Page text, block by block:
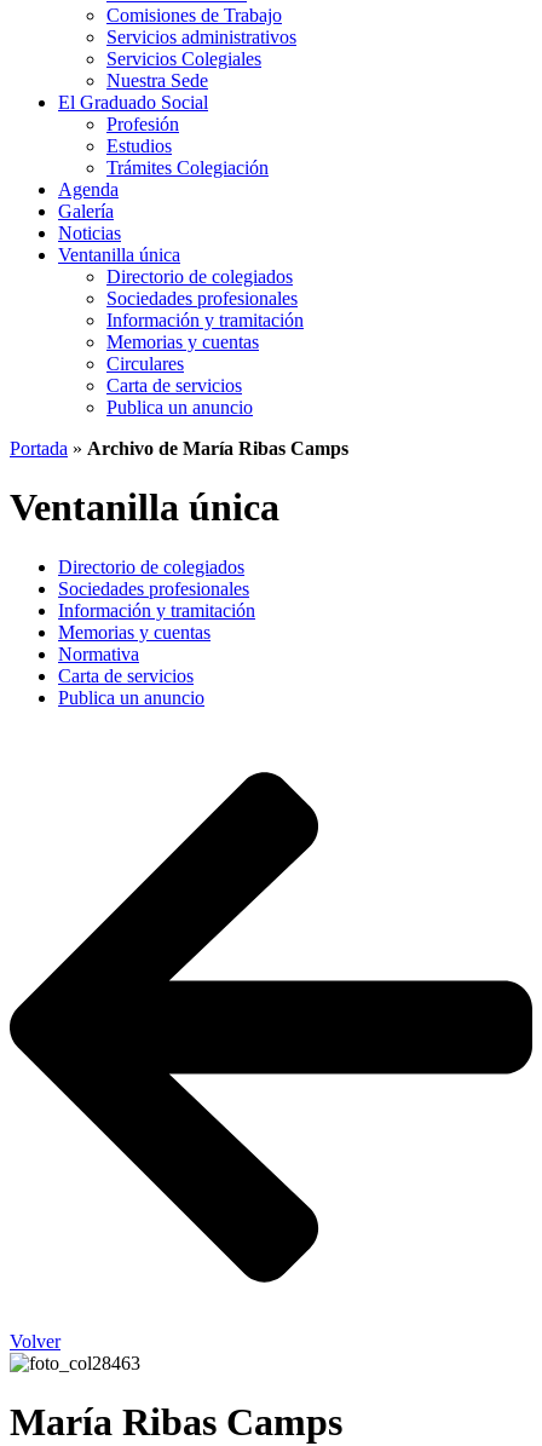
Comisiones de Trabajo
Servicios administrativos
Servicios Colegiales
Nuestra Sede
El Graduado Social
Profesión
Estudios
Trámites Colegiación
Agenda
Galería
Noticias
Ventanilla única
Directorio de colegiados
Sociedades profesionales
Información y tramitación
Memorias y cuentas
Circulares
Carta de servicios
Publica un anuncio
Portada » Archivo de María Ribas Camps
Ventanilla única
Directorio de colegiados
Sociedades profesionales
Información y tramitación
Memorias y cuentas
Normativa
Carta de servicios
Publica un anuncio
Volver
María Ribas Camps